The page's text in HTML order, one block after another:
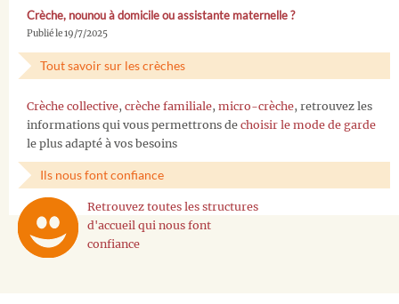
Crèche, nounou à domicile ou assistante maternelle ?
Publié le 19/7/2025
Tout savoir sur les crèches
Crèche collective, crèche familiale, micro-crèche, retrouvez les
informations qui vous permettrons de choisir le mode de garde
le plus adapté à vos besoins
Ils nous font confiance
Retrouvez toutes les structures
d'accueil qui nous font
confiance